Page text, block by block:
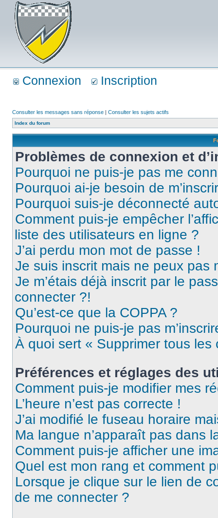
Connexion Inscription
Consulter les messages sans réponse | Consulter les sujets actifs
Index du forum
Problèmes de connexion et
Pourquoi ne puis-je pas me
Pourquoi ai-je besoin de
Pourquoi suis-je déconnecté
Comment puis-je empêcher
liste des utilisateurs en ligne ?
J’ai perdu mon mot de passe !
Je suis inscrit mais ne peux pas
Je m’étais déjà inscrit par le
connecter ?!
Qu’est-ce que la COPPA ?
Pourquoi ne puis-je pas
À quoi sert « Supprimer tous les
Préférences et réglages des
Comment puis-je modifier mes
L’heure n’est pas correcte !
J’ai modifié le fuseau horaire
Ma langue n’apparaît pas dans
Comment puis-je afficher une
Quel est mon rang et comment
Lorsque je clique sur le lien de
de me connecter ?